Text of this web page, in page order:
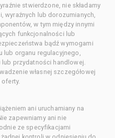
stwierdzone, nie składamy
wyraźnych lub dorozumianych,
w tym między innymi
funkcjonalności lub
bądź wymogami
lub organu regulacyjnego,
przydatności handlowej.
własnej szczegółowej
ani uruchamiany na
zapewniamy ani nie
ze specyfikacjami